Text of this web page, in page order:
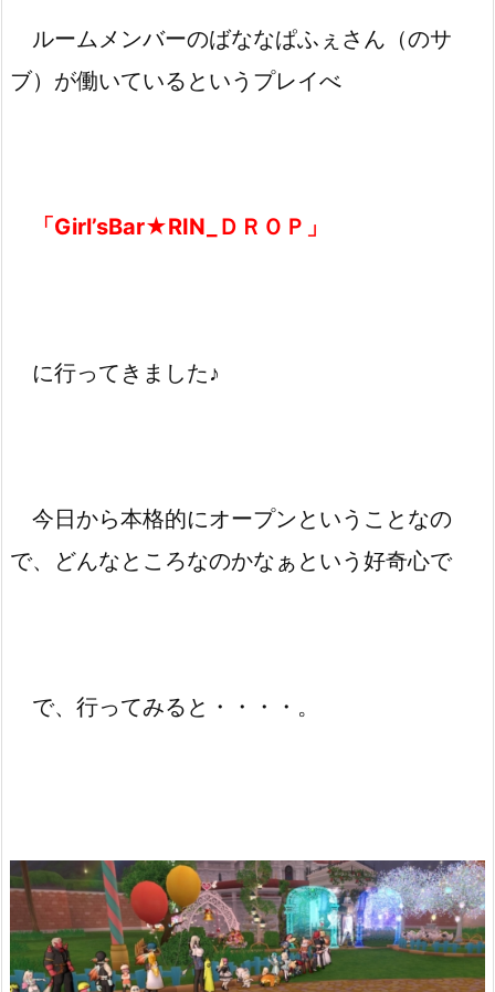
ルームメンバーのばななぱふぇさん（のサ
ブ）が働いているというプレイべ
「Girl’sBar★RIN_ＤＲＯＰ」
に行ってきました♪
今日から本格的にオープンということなの
で、どんなところなのかなぁという好奇心で
で、行ってみると・・・・。